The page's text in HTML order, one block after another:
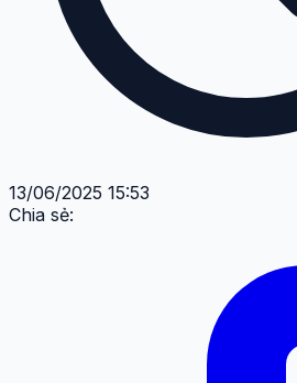
13/06/2025 15:53
Chia sẻ: